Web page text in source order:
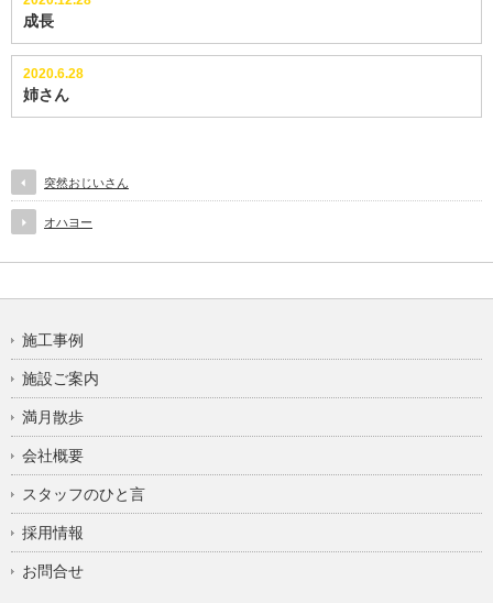
成長
2020.6.28
姉さん
突然おじいさん
オハヨー
施工事例
施設ご案内
満月散歩
会社概要
スタッフのひと言
採用情報
お問合せ